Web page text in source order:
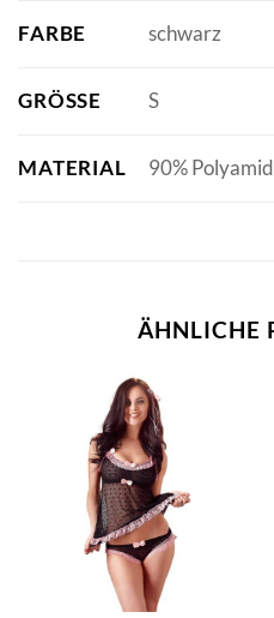
FARBE schwarz
GRÖSSE S
MATERIAL 90%
ÄHNLICHE